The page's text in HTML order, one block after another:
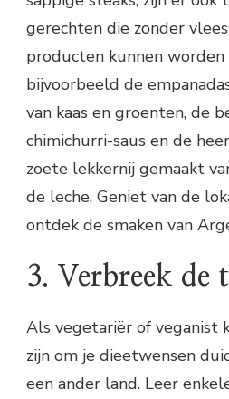
gerechten die zonder
producten kunnen
bijvoorbeeld de
van kaas en groenten, de
chimichurri-saus en de
zoete lekkernij gemaakt
de leche. Geniet van de
ontdek de smaken van
3. Verbreek de
Als vegetariër of veganist
zijn om je dieetwensen
een ander land. Leer